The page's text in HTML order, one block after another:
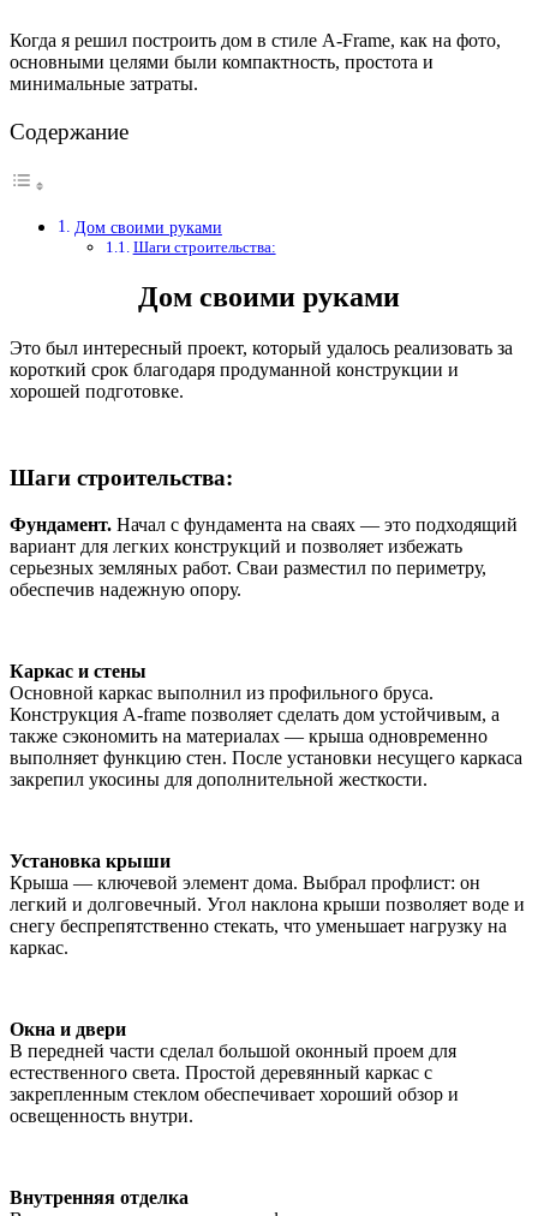
Когда я решил построить дом в стиле A-Frame, как на фото,
основными целями были компактность, простота и
минимальные затраты.
Содержание
Дом своими руками
Шаги строительства:
Дом своими руками
Это был интересный проект, который удалось реализовать за
короткий срок благодаря продуманной конструкции и
хорошей подготовке.
Шаги строительства:
Фундамент. Начал с фундамента на сваях — это подходящий
вариант для легких конструкций и позволяет избежать
серьезных земляных работ. Сваи разместил по периметру,
обеспечив надежную опору.
Каркас и стены
Основной каркас выполнил из профильного бруса.
Конструкция A-frame позволяет сделать дом устойчивым, а
также сэкономить на материалах — крыша одновременно
выполняет функцию стен. После установки несущего каркаса
закрепил укосины для дополнительной жесткости.
Установка крыши
Крыша — ключевой элемент дома. Выбрал профлист: он
легкий и долговечный. Угол наклона крыши позволяет воде и
снегу беспрепятственно стекать, что уменьшает нагрузку на
каркас.
Окна и двери
В передней части сделал большой оконный проем для
естественного света. Простой деревянный каркас с
закрепленным стеклом обеспечивает хороший обзор и
освещенность внутри.
Внутренняя отделка